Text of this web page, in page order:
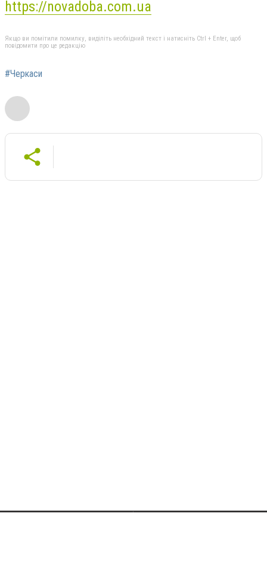
https://novadoba.com.ua
Якщо ви помітили помилку, виділіть необхідний текст і натисніть Ctrl + Enter, щоб
повідомити про це редакцію
#Черкаси